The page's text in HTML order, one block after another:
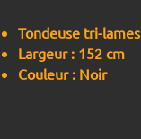
Tondeuse tri-lames
Largeur : 152 cm
Couleur : Noir